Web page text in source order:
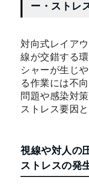
ー・ストレ
対向式レイア
線が交錯する
シャーが生じ
る作業には不
問題や感染対
ストレス要因
視線や対人の
ストレスの発